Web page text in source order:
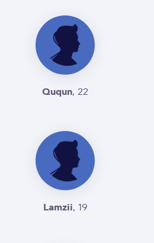
Ququn, 22
Lamzii, 19